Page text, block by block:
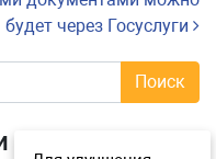
будет через Госуслуги